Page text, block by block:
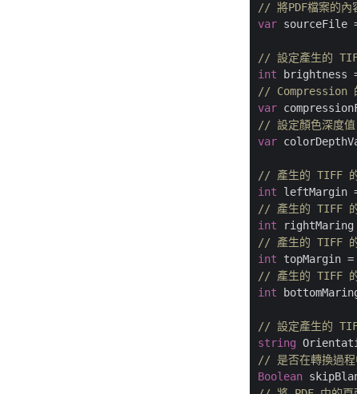
// 將PDF檔案的內
var sourceFile
// 設定產生的
int brightness
// Compression 的
var
// 設定顏色深度值
var
// 產生的 TIFF
int leftMargin
// 產生的 TIFF
int rightMaring
// 產生的 TIFF
int topMargin =
// 產生的 TIFF
int
// 設定產生的
string
// 是否在轉換過程
Boolean